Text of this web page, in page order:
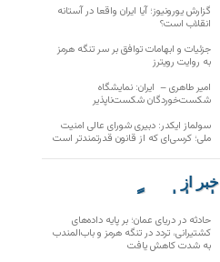
گزارش یورونیوز؛ آیا ایران واقعا در آستانه
انقلاب است؟
جزئیات و ابهامات توافق بر سر تنگه هرمز
به روایت رویترز
امیر طاهری – ایران: نمایشگاه
شکست‌خوردگان شکست‌ناپذیر
سولماز ایکدر: دبیری شورای عالی امنیت
ملی؛ کرسی‌ای که از قانون قدرتمندتر است
خبر از
تارنماهای دیگر
حادثه در دریای عمان؛ بر پایه داده‌های
کشتیرانی، تردد در تنگه هرمز و باب‌المندب
به شدت کاهش یافت